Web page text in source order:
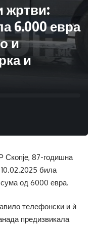
жртви:
6.000 евра
и
и
Скопје, 87-годишна
била
од 6000 евра.
телефонски и ѝ
предизвикала